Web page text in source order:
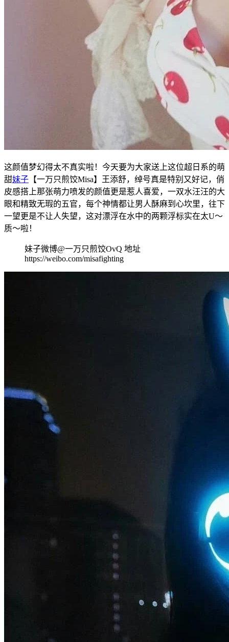
这颜值梦幻得太不真实啦！今天要为大家送上这位超日系的萌
甜妹子 【一万只煎饺Misa】王添舒，绰号真是特别又好记，俏
皮感搭上那张萌力喷发的颜值更是惹人喜爱，一双水汪汪的大
眼和精致无瑕的五官，每个神情都让男人酥麻到心坎里，往下
一望更是不让人失望，这对漂浮在水中的两颗浮标实在太U～
质～啦！
妹子微博@一万只煎饺OvQ 地址
https://weibo.com/misafighting